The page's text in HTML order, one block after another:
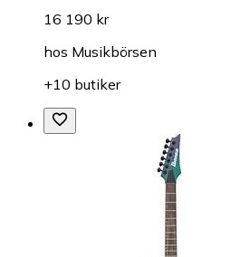
16 190 kr
hos Musikbörsen
+10 butiker